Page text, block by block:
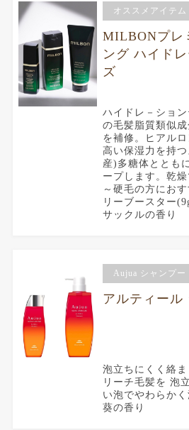
オススメアイテム
MILBONプレ
ング ハイド
ズ
ハイドレ－ショ
の毛髪脂質類似
を補修。ヒアル
高い保湿力を持
産)多糖体ととも
ープします。乾
～硬毛の方にお
リーブースター
サックルの香り
Aujua シャンプー
アルティール
泡立ちにくく絡
リーチ毛髪を 泡
い泡でやわらか
葵の香り